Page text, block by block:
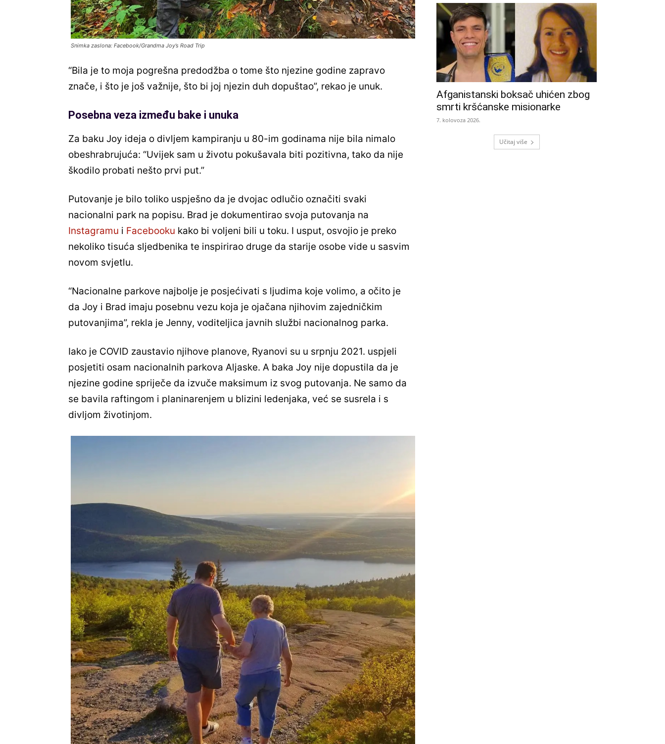
Snimka zaslona: Facebook/Grandma Joy’s Road Trip
“Bila je to moja pogrešna predodžba o tome što njezine godine zapravo
znače, i što je još važnije, što bi joj njezin duh dopuštao”, rekao je unuk.
Posebna veza između bake i unuka
Za baku Joy ideja o divljem kampiranju u 80-im godinama nije bila nimalo
obeshrabrujuća: “Uvijek sam u životu pokušavala biti pozitivna, tako da nije
škodilo probati nešto prvi put.”
Putovanje je bilo toliko uspješno da je dvojac odlučio označiti svaki
nacionalni park na popisu. Brad je dokumentirao svoja putovanja na
Instagramu i Facebooku kako bi voljeni bili u toku. I usput, osvojio je preko
nekoliko tisuća sljedbenika te inspirirao druge da starije osobe vide u sasvim
novom svjetlu.
“Nacionalne parkove najbolje je posjećivati ​​s ljudima koje volimo, a očito je
da Joy i Brad imaju posebnu vezu koja je ojačana njihovim zajedničkim
putovanjima”, rekla je Jenny, voditeljica javnih službi nacionalnog parka.
Iako je COVID zaustavio njihove planove, Ryanovi su u srpnju 2021. uspjeli
posjetiti osam nacionalnih parkova Aljaske. A baka Joy nije dopustila da je
njezine godine spriječe da izvuče maksimum iz svog putovanja. Ne samo da
se bavila raftingom i planinarenjem u blizini ledenjaka, već se susrela i s
divljom životinjom.
Afganistanski boksač uhićen zbog
smrti kršćanske misionarke
7. kolovoza 2026.
Učitaj više